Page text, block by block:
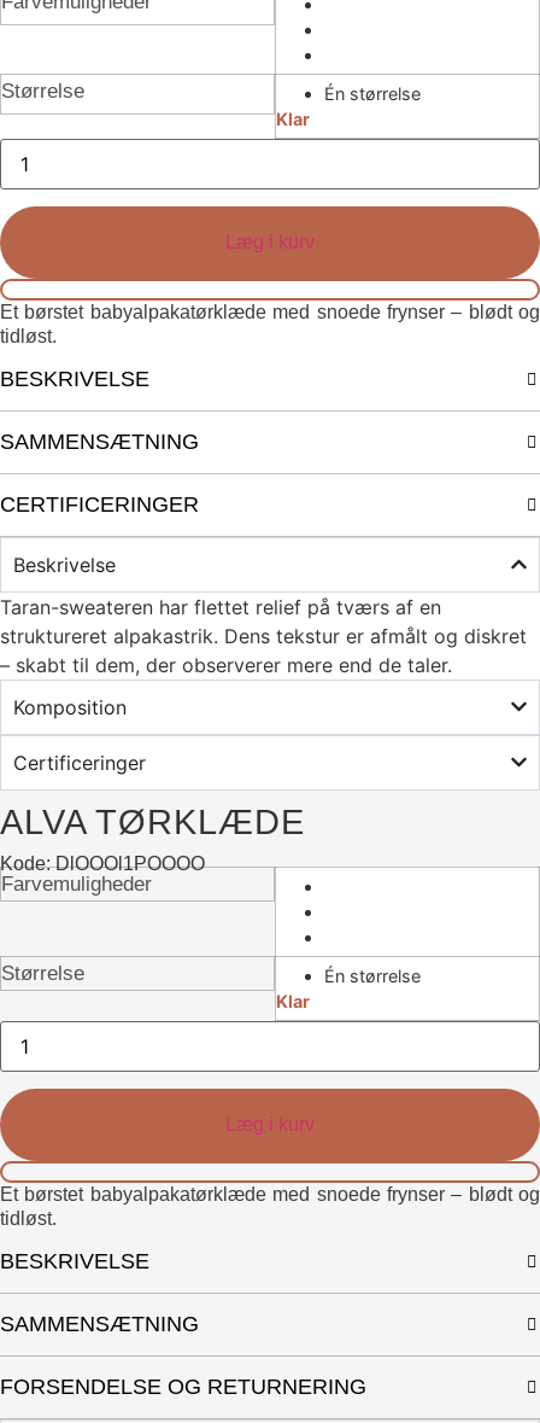
Størrelse
Én størrelse
Klar
Alva
Tørklæde
antal
Læg i kurv
Et børstet babyalpakatørklæde med snoede frynser – blødt og
tidløst.
BESKRIVELSE
SAMMENSÆTNING
CERTIFICERINGER
Beskrivelse
Taran-sweateren har flettet relief på tværs af en
struktureret alpakastrik. Dens tekstur er afmålt og diskret
– skabt til dem, der observerer mere end de taler.
Komposition
Certificeringer
ALVA TØRKLÆDE
Kode: DlOOOl1POOOO
Farvemuligheder
Størrelse
Én størrelse
Klar
Alva
Tørklæde
antal
Læg i kurv
Et børstet babyalpakatørklæde med snoede frynser – blødt og
tidløst.
BESKRIVELSE
SAMMENSÆTNING
FORSENDELSE OG RETURNERING